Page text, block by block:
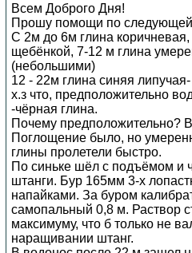
Всем Доброго Дня!
Прошу помощи по следующей
C 2м до 6м глина
щебёнкой, 7-12 м глина
(небольшими)
12 - 22м глина синяя
х.з что, предположительно
-чёрная глина.
Почему предположительно?
Поглощение было, но
глины пролетели быстро.
По синьке шёл с подъёмом и
штанги. Бур 165мм 3-х
напайками. За буром
самопальный 0,8 м. Раствор
максимуму, что б только не
наращивании штанг.